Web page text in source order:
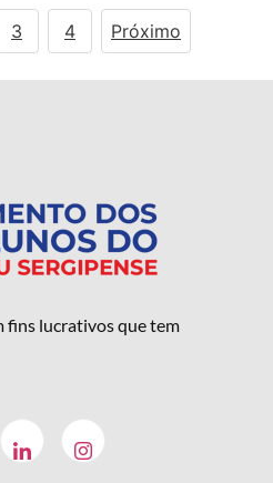
3 4 Próximo
fins lucrativos que tem